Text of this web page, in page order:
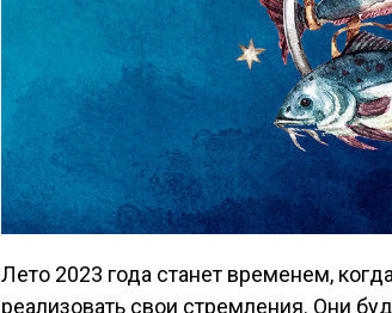
Лето 2023 года станет временем,
реализовать свои стремления. Они